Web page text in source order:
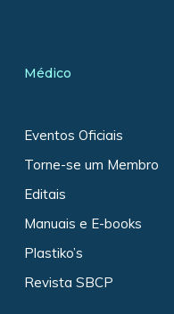
Médico
Eventos Oficiais
Torne-se um Membro
Editais
Manuais e E-books
Plastiko’s
Revista SBCP